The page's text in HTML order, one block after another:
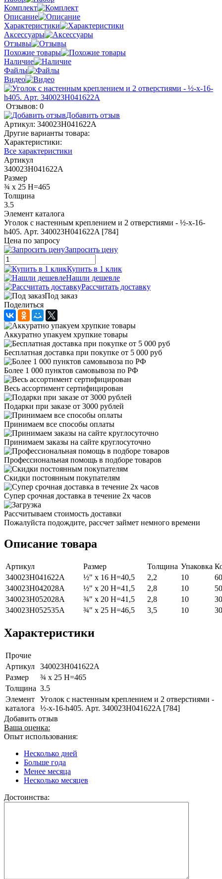
Комплект
Описание
Характеристики
Аксессуары
Отзывы
Похожие товары
Наличие
Файлы
Видео
Отзывов: 0
Добавить отзыв
Артикул: 340023H041622A
Другие варианты товара:
Характеристики:
Все характеристики
Артикул
340023H041622A
Размер
¾ x 25 H=465
Толщина
3.5
Элемент каталога
Уголок с настенным креплением и 2 отверстиями - ½-x-16-
h405. Арт. 340023H041622A [784]
Цена по запросу
Запросить цену
Купить в 1 клик
Нашли дешевле
Рассчитать доставку
Под заказ
Поделиться
Аккуратно упакуем хрупкие товары
Бесплатная доставка при покупке от 5 000 руб
Более 1 000 пунктов самовывоза по РФ
Весь ассортимент сертифицирован
Подарки при заказе от 3000 рублей
Принимаем все способы оплаты
Принимаем заказы на сайте круглосуточно
Профессиональная помощь в подборе товаров
Скидки постоянным покупателям
Супер срочная доставка в течение 2х часов
Рассчитываем стоимость доставки
Пожалуйста подождите, рассчет займет немного времени
Описание товара
Артикул Размер Толщина Упаковка
340023H041622A
½" x 16 H=40,5 2,2 10
60
340023H042028A
½" x 20 H=41,5 2,8 10
50
340023H052028A
¾" x 20 H=41,5 2,8 10
30
340023H052535A
¾" x 25 H=46,5 3,5 10 30
Характеристики
Прочие
Артикул
340023H041622A
Размер
¾ x 25 H=465
Толщина 3.5
Элемент
каталога
Уголок с настенным креплением и 2 отверстиями -
½-x-16-h405. Арт. 340023H041622A [784]
Добавить отзыв
Ваша оценка:
Опыт использования:
Несколько дней
Больше года
Менее месяца
Несколько месяцев
Достоинства: